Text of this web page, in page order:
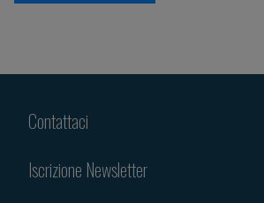
Contattaci
Iscrizione Newsletter